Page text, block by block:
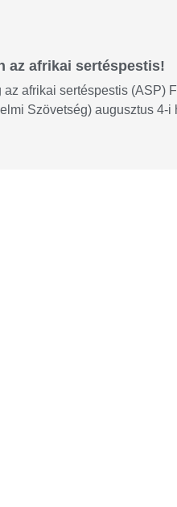
az afrikai sertéspestis!
afrikai sertéspestis (ASP)
Szövetség) augusztus 4-i